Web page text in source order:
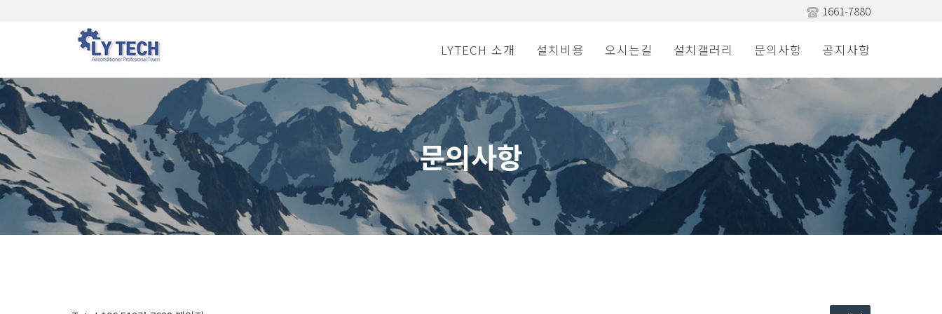
1661-7880
LYTECH 소개 설치비용 오시는길 설치갤러리 문의사항 공지사항
문의사항